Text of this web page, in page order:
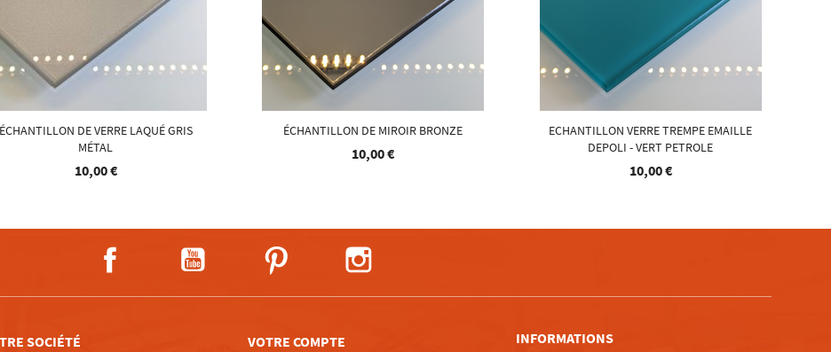
ÉCHANTILLON DE VERRE LAQUÉ GRIS
MÉTAL
10,00 €
ÉCHANTILLON DE MIROIR BRONZE
10,00 €
ECHANTILLON VERRE TREMPE EMAILLE
DEPOLI - VERT PETROLE
10,00 €
Facebook Pinterest
SOCIÉTÉ VOTRE COMPTE INFORMATIONS